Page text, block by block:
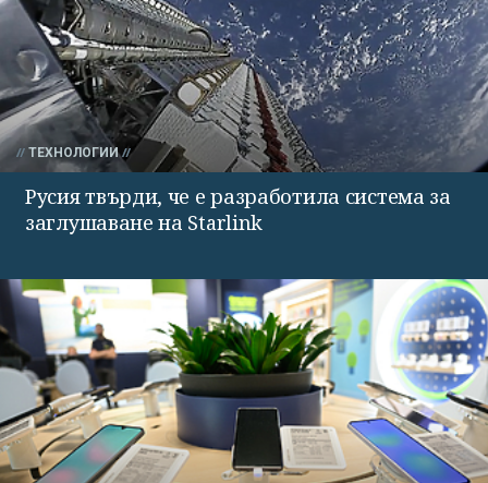
ТЕХНОЛОГИИ
Русия твърди, че е разработила система за
заглушаване на Starlink